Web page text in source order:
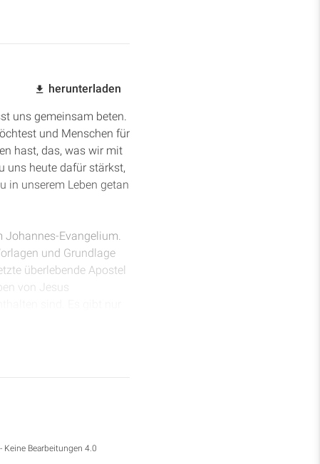
herunterladen
uns gemeinsam beten.
und Menschen für
hast, das, was wir mit
uns heute dafür stärkst,
in unserem Leben getan
Johannes-Evangelium.
und Grundlage
überlebende Apostel
von Jesus
Geschichten
werden wir dieses
Bearbeitungen 4.0